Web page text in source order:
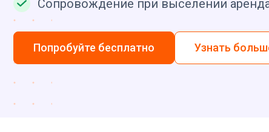
Сопровождение при выселении
Попробуйте бесплатно Узнать